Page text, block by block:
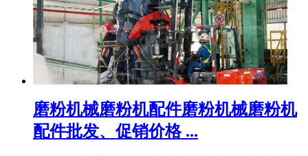
磨粉机械磨粉机配件磨粉机械磨粉机
配件批发、促销价格 ...